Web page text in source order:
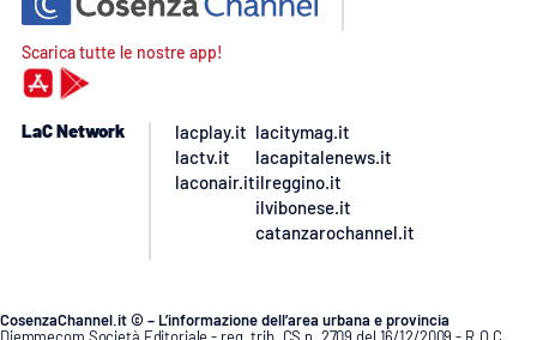
Scarica tutte le nostre app!
LaC Network
lacplay.it
lactv.it
laconair.it
lacitymag.it
lacapitalenews.it
ilreggino.it
ilvibonese.it
catanzarochannel.it
CosenzaChannel.it © – L’informazione dell’area urbana e provincia
Diemmecom Società Editoriale - reg. trib. CS n. 2709 del 16/12/2009 - R.O.C.